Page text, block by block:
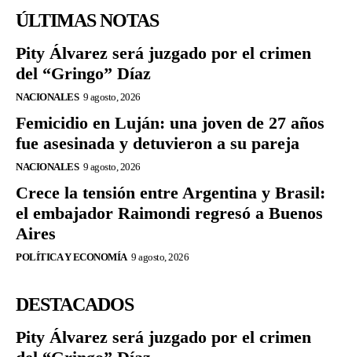
ÚLTIMAS NOTAS
Pity Álvarez será juzgado por el crimen
del “Gringo” Díaz
NACIONALES 9 agosto, 2026
Femicidio en Luján: una joven de 27 años
fue asesinada y detuvieron a su pareja
NACIONALES 9 agosto, 2026
Crece la tensión entre Argentina y Brasil:
el embajador Raimondi regresó a Buenos
Aires
POLÍTICA Y ECONOMÍA 9 agosto, 2026
DESTACADOS
Pity Álvarez será juzgado por el crimen